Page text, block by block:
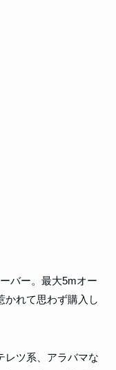
バー。最大5mオー
かれて思わず購入し
レツ系、アラバマな